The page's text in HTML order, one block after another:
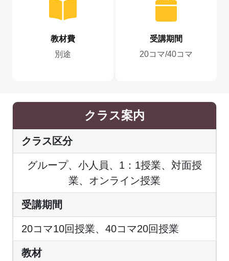
教材費
別途
受講期間
20コマ/40コマ
クラス案内
クラス区分
グループ、小人員、1：1授業、対面授
業、オンライン授業
受講期間
20コマ10回授業、40コマ20回授業
教材